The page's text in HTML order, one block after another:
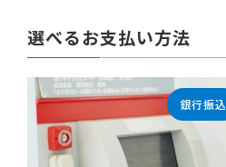
選べるお支払い方法
銀行振込